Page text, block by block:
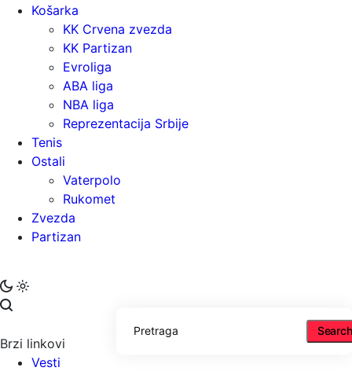
Košarka
KK Crvena zvezda
KK Partizan
Evroliga
ABA liga
NBA liga
Reprezentacija Srbije
Tenis
Ostali
Vaterpolo
Rukomet
Zvezda
Partizan
Search
Brzi linkovi
Vesti